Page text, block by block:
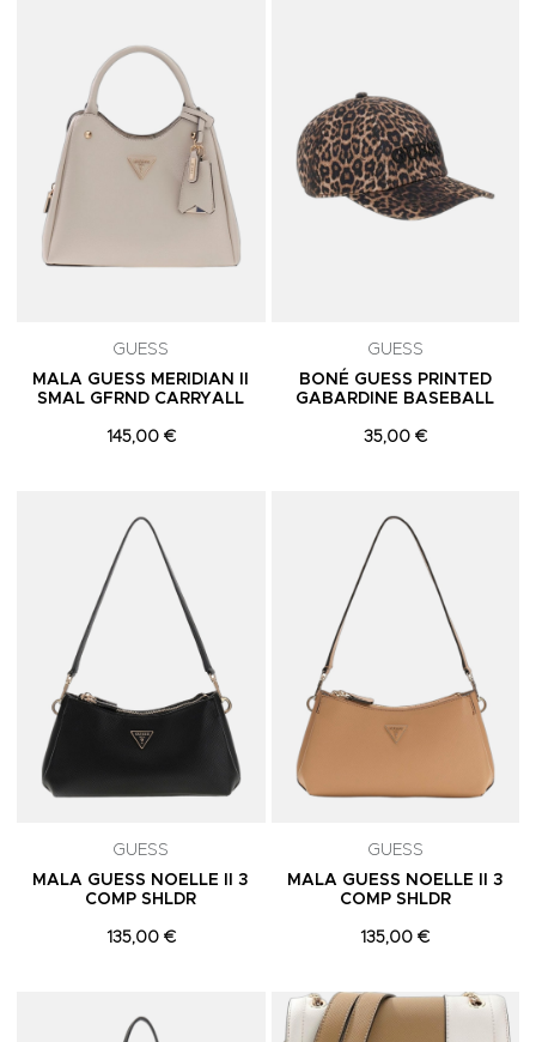
GUESS
MALA GUESS MERIDIAN II
SMAL GFRND CARRYALL
145,00 €
GUESS
BONÉ GUESS PRINTED
GABARDINE BASEBALL
35,00 €
GUESS
MALA GUESS NOELLE II 3
COMP SHLDR
135,00 €
GUESS
MALA GUESS NOELLE II 3
COMP SHLDR
135,00 €
Adicionar aos Favoritos